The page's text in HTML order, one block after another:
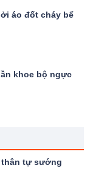
áo đốt cháy bể
khoe bộ ngực
thân tự sướng